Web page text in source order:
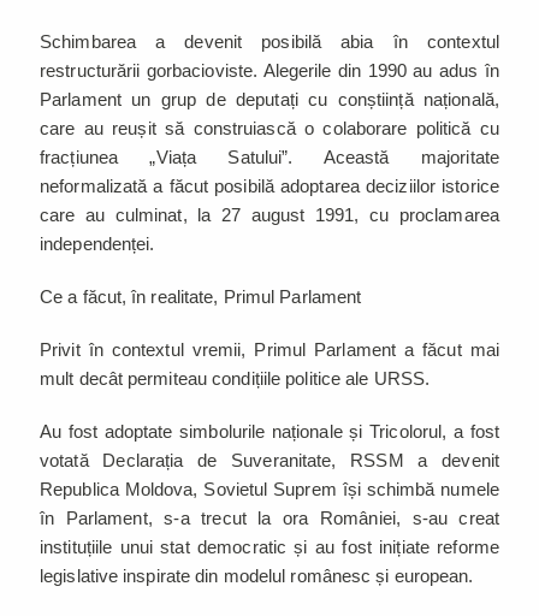
Schimbarea a devenit posibilă abia în contextul
restructurării gorbacioviste. Alegerile din 1990 au adus în
Parlament un grup de deputați cu conștiință națională,
care au reușit să construiască o colaborare politică cu
fracțiunea „Viața Satului”. Această majoritate
neformalizată a făcut posibilă adoptarea deciziilor istorice
care au culminat, la 27 august 1991, cu proclamarea
independenței.
Ce a făcut, în realitate, Primul Parlament
Privit în contextul vremii, Primul Parlament a făcut mai
mult decât permiteau condițiile politice ale URSS.
Au fost adoptate simbolurile naționale și Tricolorul, a fost
votată Declarația de Suveranitate, RSSM a devenit
Republica Moldova, Sovietul Suprem își schimbă numele
în Parlament, s-a trecut la ora României, s-au creat
instituțiile unui stat democratic și au fost inițiate reforme
legislative inspirate din modelul românesc și european.